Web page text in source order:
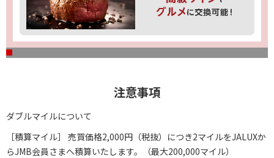
注意事項
ダブルマイルについて
［積算マイル］ 売買価格2,000円（税抜）につき2マイルをJALUXか
らJMB会員さまへ積算いたします。（最大200,000マイル）